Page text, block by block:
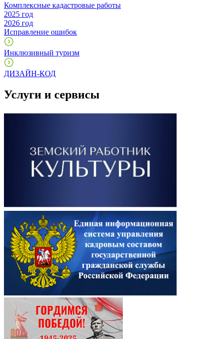
Комплексные кадастровые работы
2025 год
2026 год
Исправление ошибок
Инклюзивный туризм
ДИЗАЙН-КОД
Услуги и сервисы